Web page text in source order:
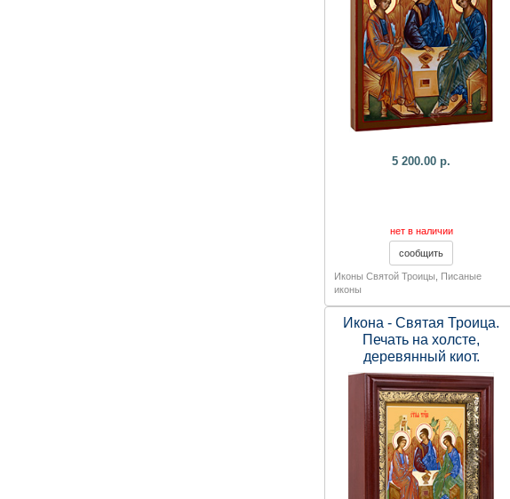
5 200.00 р.
нет в наличии
Иконы Святой Троицы
Писаные
иконы
Икона - Святая Троица.
Печать на холсте,
деревянный киот.
210х180х60 мм.